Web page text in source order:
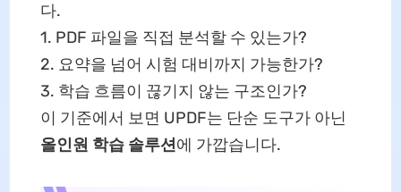
다.
1. PDF 파일을 직접 분석할 수 있는가?
2. 요약을 넘어 시험 대비까지 가능한가?
3. 학습 흐름이 끊기지 않는 구조인가?
이 기준에서 보면 UPDF는 단순 도구가 아닌
올인원 학습 솔루션에 가깝습니다.